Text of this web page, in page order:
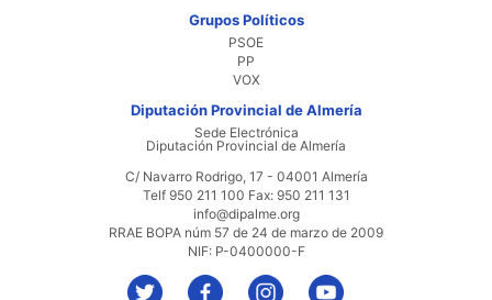
Grupos Políticos
PSOE
PP
VOX
Diputación Provincial de Almería
Sede Electrónica
Diputación Provincial de Almería
C/ Navarro Rodrigo, 17 - 04001 Almería
Telf 950 211 100 Fax: 950 211 131
info@dipalme.org
RRAE BOPA núm 57 de 24 de marzo de 2009
NIF: P-0400000-F